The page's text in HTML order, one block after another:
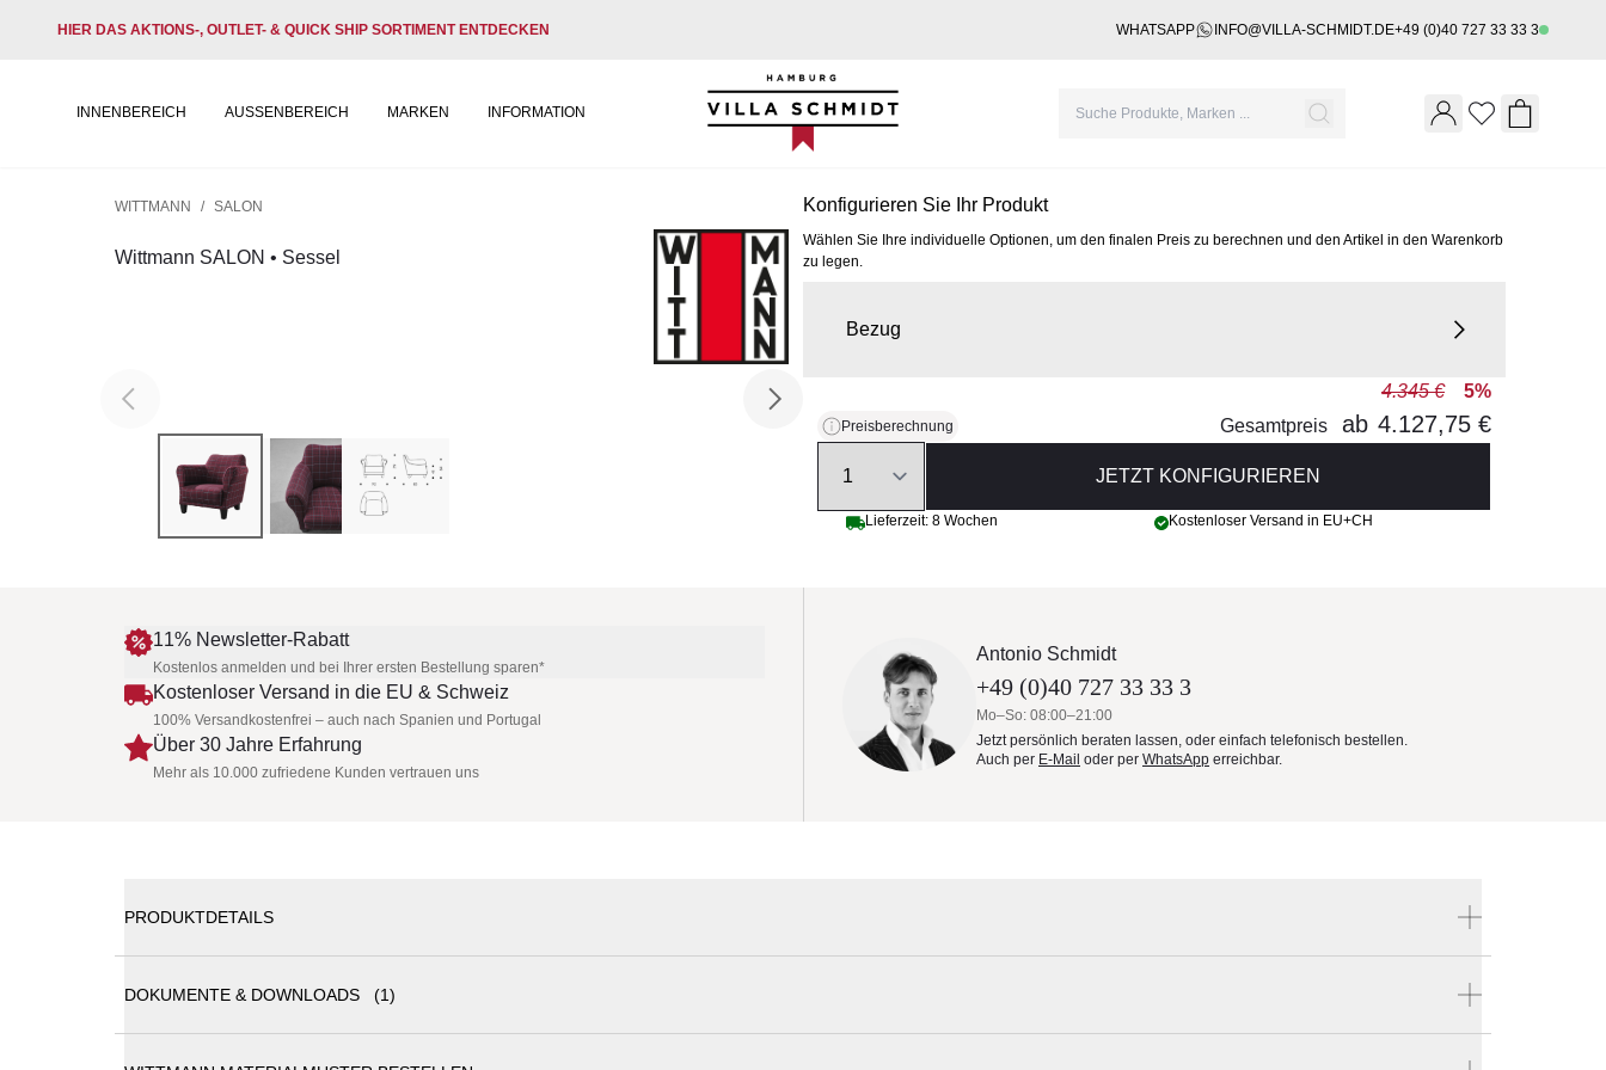
HIER DAS AKTIONS-, OUTLET- & QUICK SHIP SORTIMENT ENTDECKEN WHATSAPP INFO@VILLA-SCHMIDT.DE+49 (0)40 727 33 33 3
INNENBEREICH AUSSENBEREICH MARKEN INFORMATION
Villa Schmidt
Wishlist
WITTMANN / SALON
Wittmann SALON • Sessel
Konfigurieren Sie Ihr Produkt
Wählen Sie Ihre individuelle Optionen, um den finalen Preis zu berechnen und den Artikel in den Warenkorb
zu legen.
Bezug
Preisberechnung
4.345 €
5%
Gesamtpreis
ab 4.127,75 €
JETZT KONFIGURIEREN
Lieferzeit: 8 Wochen Kostenloser Versand in EU+CH
11% Newsletter-Rabatt
Kostenlos anmelden und bei Ihrer ersten Bestellung sparen*
Kostenloser Versand in die EU & Schweiz
100% Versandkostenfrei – auch nach Spanien und Portugal
Über 30 Jahre Erfahrung
Mehr als 10.000 zufriedene Kunden vertrauen uns
Antonio Schmidt
+49 (0)40 727 33 33 3
Mo–So: 08:00–21:00
Jetzt persönlich beraten lassen, oder einfach telefonisch bestellen.
Auch per E-Mail oder per WhatsApp erreichbar.
PRODUKTDETAILS
DOKUMENTE & DOWNLOADS (1)